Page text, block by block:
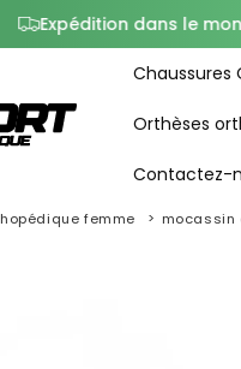
dans le monde entier
Chaussures
Orthèses
Contactez-
femme mocassin